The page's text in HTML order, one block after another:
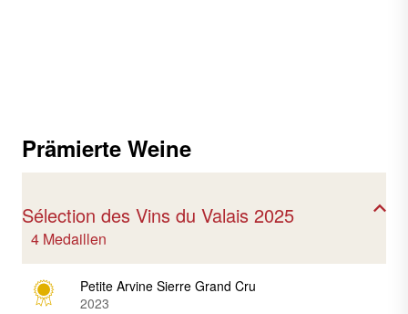
Prämierte Weine
Sélection des Vins du Valais 2025
4 Medaillen
Petite Arvine Sierre Grand Cru
2023